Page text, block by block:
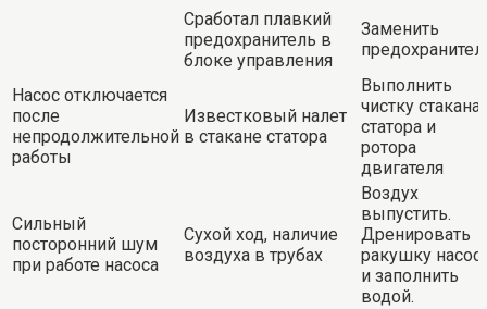
Сработал плавкий
предохранитель в
блоке управления
Заменить
Насос отключается
после
непродолжительной
работы
Известковый налет
в стакане статора
Выполнить
чистку стакана
статора и
ротора
двигателя
Сильный
посторонний шум
при работе насоса
Сухой ход, наличие
воздуха в трубах
Воздух
выпустить.
Дренировать
ракушку
и заполнить
водой.